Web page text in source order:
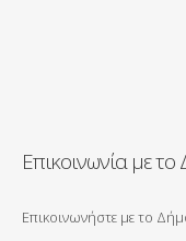
Επικοινωνία με
Επικοινωνήστε με το